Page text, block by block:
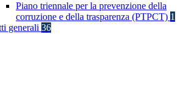
Piano triennale per la prevenzione della
corruzione e della trasparenza (PTPCT) 1
generali 36